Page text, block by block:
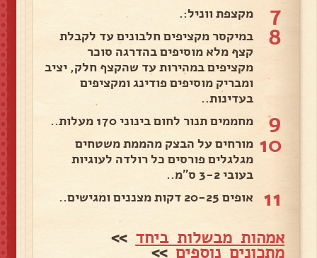
7 מקצפת ווניל:.
8
במיקסר מקציפים חלבונים עד לקבלת
קצף מלא מוסיפים בהדרגה סוכר
מקציפים במהירות עד שהקצף חלק, יציב
ומבריק מוסיפים פודינג ומקציפים
בעדינות..
9 מחממים תנור לחום בינוני 170 מעלות..
10 מורחים על הבצק מהממת משטחים
מגלגלים פורסים כל רולדה לעוגיות
בעובי 3-2 ס"מ..
11 אופים 20-25 דקות מצננים ומגישים..
אמהות מבשלות ביחד >>
מתכונים נוספים>>